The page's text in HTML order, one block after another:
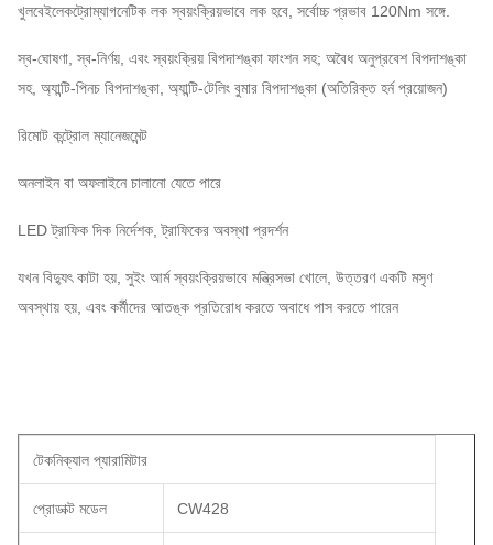
খুলবেইলেকট্রোম্যাগনেটিক লক স্বয়ংক্রিয়ভাবে লক হবে, সর্বোচ্চ প্রভাব 120Nm সঙ্গে.
স্ব-ঘোষণা, স্ব-নির্ণয়, এবং স্বয়ংক্রিয় বিপদাশঙ্কা ফাংশন সহ; অবৈধ অনুপ্রবেশ বিপদাশঙ্কা
সহ, অ্যান্টি-পিনচ বিপদাশঙ্কা, অ্যান্টি-টেলিং বুমার বিপদাশঙ্কা (অতিরিক্ত হর্ন প্রয়োজন)
রিমোট কন্ট্রোল ম্যানেজমেন্ট
অনলাইন বা অফলাইনে চালানো যেতে পারে
LED ট্রাফিক দিক নির্দেশক, ট্রাফিকের অবস্থা প্রদর্শন
যখন বিদ্যুৎ কাটা হয়, সুইং আর্ম স্বয়ংক্রিয়ভাবে মন্ত্রিসভা খোলে, উত্তরণ একটি মসৃণ
অবস্থায় হয়, এবং কর্মীদের আতঙ্ক প্রতিরোধ করতে অবাধে পাস করতে পারেন
টেকনিক্যাল প্যারামিটার
প্রোডাক্ট মডেল CW428